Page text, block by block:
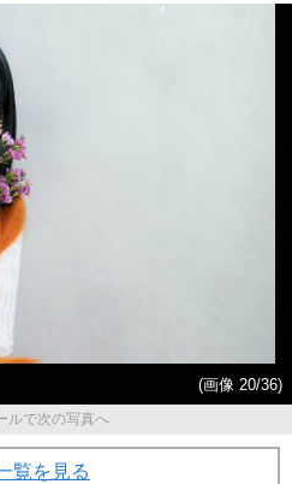
(画像 20/36)
ルで次の写真へ
覧を見る